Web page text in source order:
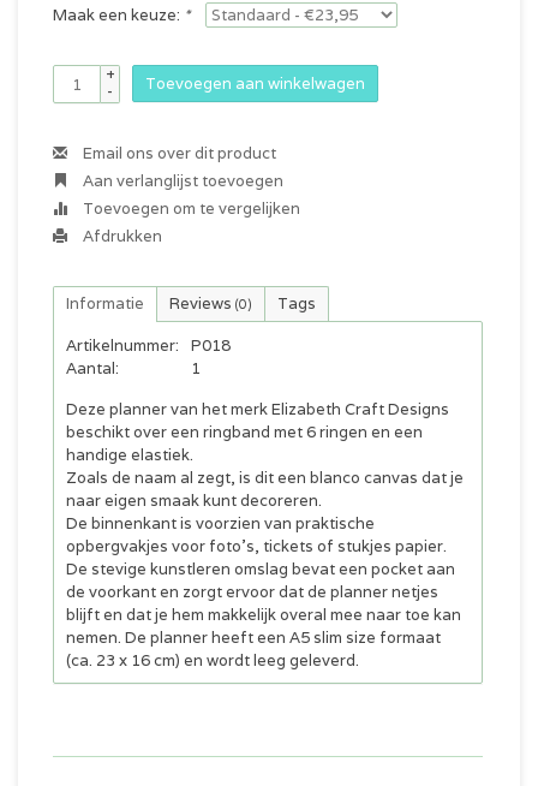
Maak een keuze: *
+
-
Toevoegen aan winkelwagen
Email ons over dit product
Aan verlanglijst toevoegen
Toevoegen om te vergelijken
Afdrukken
Informatie Reviews (0) Tags
Artikelnummer:
P018
Aantal:
1
Deze planner van het merk Elizabeth Craft Designs
beschikt over een ringband met 6 ringen en een
handige elastiek.
Zoals de naam al zegt, is dit een blanco canvas dat je
naar eigen smaak kunt decoreren.
De binnenkant is voorzien van praktische
opbergvakjes voor foto's, tickets of stukjes papier.
De stevige kunstleren omslag bevat een pocket aan
de voorkant en zorgt ervoor dat de planner netjes
blijft en dat je hem makkelijk overal mee naar toe kan
nemen. De planner heeft een A5 slim size formaat
(ca. 23 x 16 cm) en wordt leeg geleverd.